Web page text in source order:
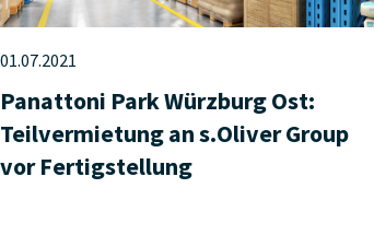
01.07.2021
Panattoni Park Würzburg Ost:
Teilvermietung an s.Oliver Group
vor Fertigstellung